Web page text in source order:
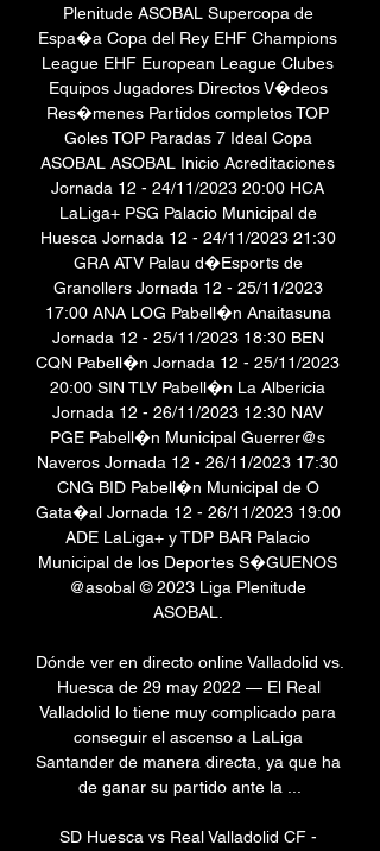
Plenitude ASOBAL Supercopa de
Espa�a Copa del Rey EHF Champions
League EHF European League Clubes
Equipos Jugadores Directos V�deos
Res�menes Partidos completos TOP
Goles TOP Paradas 7 Ideal Copa
ASOBAL ASOBAL Inicio Acreditaciones
Jornada 12 - 24/11/2023 20:00 HCA
LaLiga+ PSG Palacio Municipal de
Huesca Jornada 12 - 24/11/2023 21:30
GRA ATV Palau d�Esports de
Granollers Jornada 12 - 25/11/2023
17:00 ANA LOG Pabell�n Anaitasuna
Jornada 12 - 25/11/2023 18:30 BEN
CQN Pabell�n Jornada 12 - 25/11/2023
20:00 SIN TLV Pabell�n La Albericia
Jornada 12 - 26/11/2023 12:30 NAV
PGE Pabell�n Municipal Guerrer@s
Naveros Jornada 12 - 26/11/2023 17:30
CNG BID Pabell�n Municipal de O
Gata�al Jornada 12 - 26/11/2023 19:00
ADE LaLiga+ y TDP BAR Palacio
Municipal de los Deportes S�GUENOS
@asobal © 2023 Liga Plenitude
ASOBAL.
Dónde ver en directo online Valladolid vs.
Huesca de 29 may 2022 — El Real
Valladolid lo tiene muy complicado para
conseguir el ascenso a LaLiga
Santander de manera directa, ya que ha
de ganar su partido ante la ...
SD Huesca vs Real Valladolid CF -